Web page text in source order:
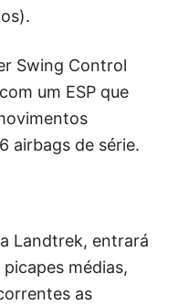
Swing Control
um ESP que
airbags de série.
Landtrek, entrará
médias,
as